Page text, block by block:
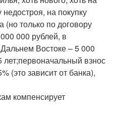
на покупку
(но только по договору
000 рублей, в
Востоке – 5 000
лет;первоначальный взнос
(это зависит от банка),
компенсирует